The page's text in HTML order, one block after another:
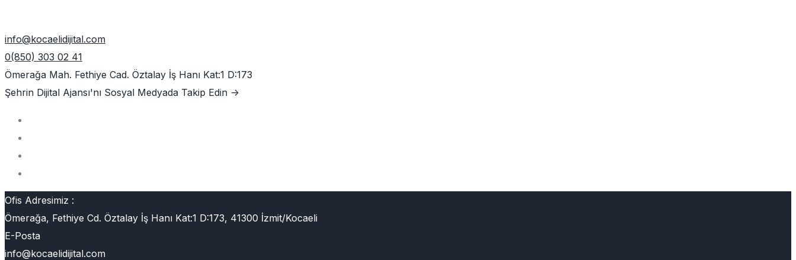
info@kocaelidijital.com
0(850) 303 02 41
Ömerağa Mah. Fethiye Cad. Öztalay İş Hanı Kat:1 D:173
Şehrin Dijital Ajansı'nı Sosyal Medyada Takip Edin ->
Ofis Adresimiz :
Ömerağa, Fethiye Cd. Öztalay İş Hanı Kat:1 D:173, 41300 İzmit/Kocaeli
E-Posta
info@kocaelidijital.com